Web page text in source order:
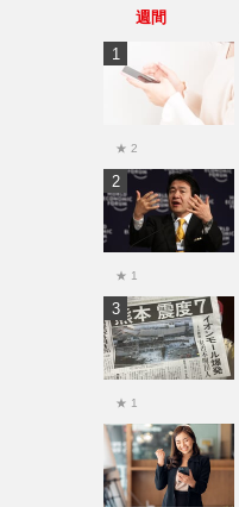
週間
★ 2
★ 1
★ 1